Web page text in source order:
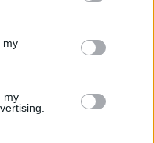
its third-party tags to
in below Google
my
my